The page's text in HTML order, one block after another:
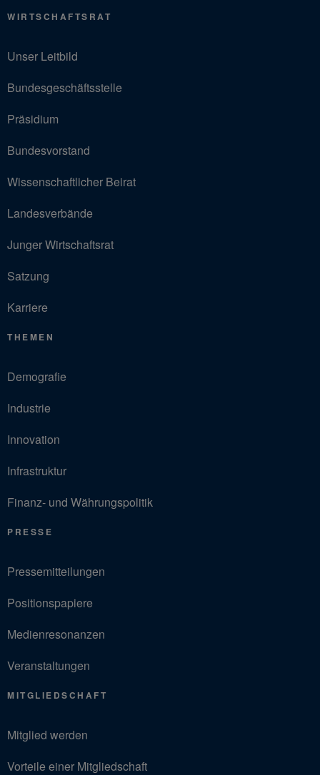
WIRTSCHAFTSRAT
Unser Leitbild
Bundesgeschäftsstelle
Präsidium
Bundesvorstand
Wissenschaftlicher Beirat
Landesverbände
Junger Wirtschaftsrat
Satzung
Karriere
THEMEN
Demografie
Industrie
Innovation
Infrastruktur
Finanz- und Währungspolitik
PRESSE
Pressemitteilungen
Positionspapiere
Medienresonanzen
Veranstaltungen
MITGLIEDSCHAFT
Mitglied werden
Vorteile einer Mitgliedschaft